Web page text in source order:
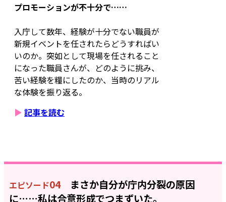
プロモーションが不十分で……
入庁して数年、経験が十分でない職員が
新規イベントを任されたらどうすればい
いのか。突如として現場を任されること
になった職員さんが、どのように挑み、
苦い経験を糧にしたのか、当時のリアル
な体験を振り返る。
▶ 記事を読む
エピソード04まさか自分が庁内分裂の原因
に……私は合意形成でつまずいた。